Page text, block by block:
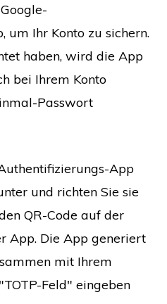
um Ihr Konto zu sichern.
haben, wird die App
bei Ihrem Konto
Passwort
App
und richten Sie sie
QR-Code auf der
App. Die App generiert
mit Ihrem
Feld" eingeben